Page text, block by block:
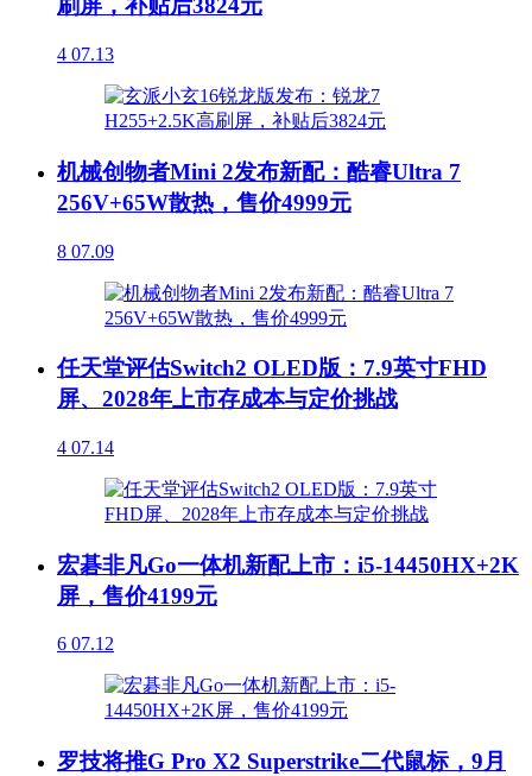
刷屏，补贴后3824元
4 07.13
机械创物者Mini 2发布新配：酷睿Ultra 7
256V+65W散热，售价4999元
8 07.09
任天堂评估Switch2 OLED版：7.9英寸FHD
屏、2028年上市存成本与定价挑战
4 07.14
宏碁非凡Go一体机新配上市：i5-14450HX+2K
屏，售价4199元
6 07.12
罗技将推G Pro X2 Superstrike二代鼠标，9月